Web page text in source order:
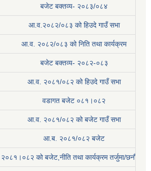
बजेट बक्तव्य- २०८३/०८४
आ.व.२०८२/०८३ को हिउदे गाउँ सभा
आ.व. २०८२/०८३ को निति तथा कार्यक्रम
बजेट बक्तव्य- २०८२-०८३
आ.व. २०८१/०८२ को हिउदे गाउँ सभा
वडागत बजेट ०८१।०८२
आ.व. २०८१/०८२ को बजेट गाउँ सभा
आ.ब. २०८१/०८२ बजेट
को बजेट,नीति तथा कार्यक्रम तर्जुमा/छनौट